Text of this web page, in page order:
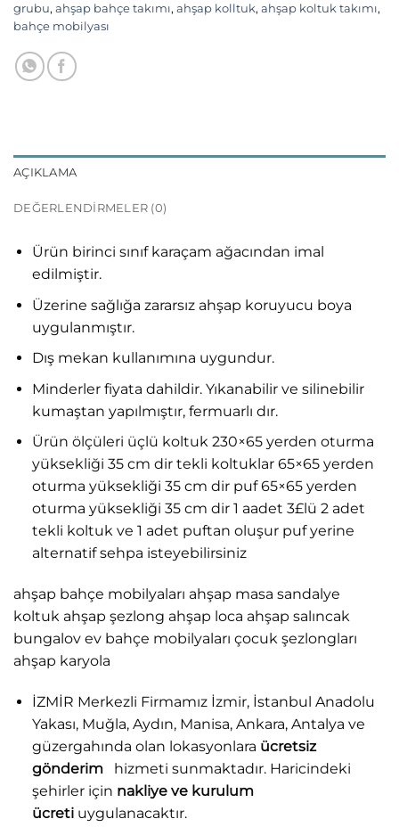
grubu, ahşap bahçe takımı, ahşap kolltuk, ahşap koltuk takımı,
bahçe mobilyası
AÇIKLAMA
DEĞERLENDIRMELER (0)
Ürün birinci sınıf karaçam ağacından imal
edilmiştir.
Üzerine sağlığa zararsız ahşap koruyucu boya
uygulanmıştır.
Dış mekan kullanımına uygundur.
Minderler fiyata dahildir. Yıkanabilir ve silinebilir
kumaştan yapılmıştır, fermuarlı dır.
Ürün ölçüleri üçlü koltuk 230×65 yerden oturma
yüksekliği 35 cm dir tekli koltuklar 65×65 yerden
oturma yüksekliği 35 cm dir puf 65×65 yerden
oturma yüksekliği 35 cm dir 1 aadet 3£lü 2 adet
tekli koltuk ve 1 adet puftan oluşur puf yerine
alternatif sehpa isteyebilirsiniz
ahşap bahçe mobilyaları ahşap masa sandalye
koltuk ahşap şezlong ahşap loca ahşap salıncak
bungalov ev bahçe mobilyaları çocuk şezlongları
ahşap karyola
İZMİR Merkezli Firmamız İzmir, İstanbul Anadolu
Yakası, Muğla, Aydın, Manisa, Ankara, Antalya ve
güzergahında olan lokasyonlara ücretsiz
gönderim
hizmeti sunmaktadır. Haricindeki
şehirler için nakliye ve kurulum
ücretiuygulanacaktır.